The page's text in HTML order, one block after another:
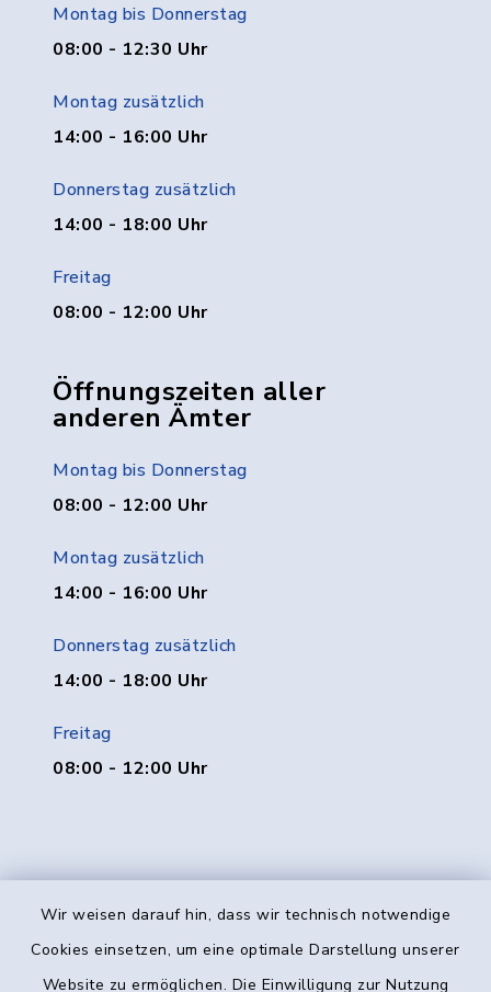
Wir weisen darauf hin, dass wir technisch notwendige
Cookies einsetzen, um eine optimale Darstellung unserer
Website zu ermöglichen. Die Einwilligung zur Nutzung
Montag bis Donnerstag
08:00 - 12:30 Uhr
Montag zusätzlich
14:00 - 16:00 Uhr
Donnerstag zusätzlich
14:00 - 18:00 Uhr
Freitag
08:00 - 12:00 Uhr
Öffnungszeiten aller
anderen Ämter
Montag bis Donnerstag
08:00 - 12:00 Uhr
Montag zusätzlich
14:00 - 16:00 Uhr
Donnerstag zusätzlich
14:00 - 18:00 Uhr
Freitag
08:00 - 12:00 Uhr
Kontakt